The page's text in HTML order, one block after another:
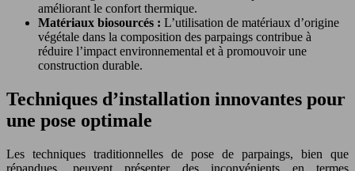
améliorant le confort thermique.
Matériaux biosourcés : L’utilisation de matériaux d’origine
végétale dans la composition des parpaings contribue à
réduire l’impact environnemental et à promouvoir une
construction durable.
Techniques d’installation innovantes pour
une pose optimale
Les techniques traditionnelles de pose de parpaings, bien que
répandues, peuvent présenter des inconvénients en termes